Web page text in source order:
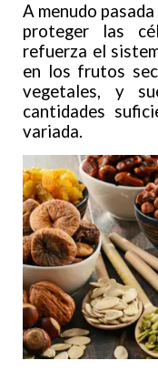
A menudo
proteger las
refuerza el
en los frutos
vegetales, y
cantidades
variada.